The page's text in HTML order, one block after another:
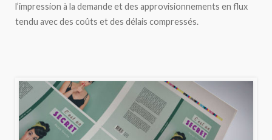
l’impression à la demande et des approvisionnements en flux
tendu avec des coûts et des délais compressés.